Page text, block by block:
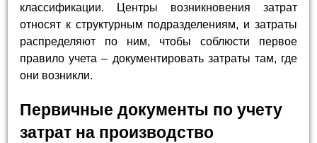
классификации. Центры возникновения затрат
относят к структурным подразделениям, и затраты
распределяют по ним, чтобы соблюсти первое
правило учета – документировать затраты там, где
они возникли.
Первичные документы по учету
затрат на производство